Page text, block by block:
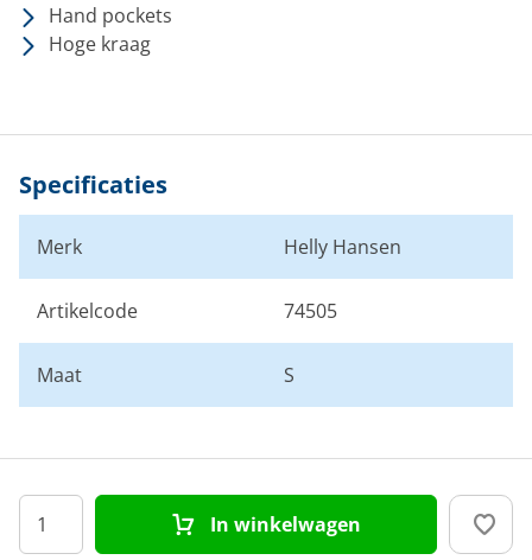
Hand pockets
Hoge kraag
Specificaties
Merk Helly Hansen
Artikelcode 74505
Maat S
In winkelwagen